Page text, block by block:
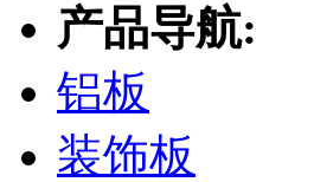
产品导航:
铝板
装饰板